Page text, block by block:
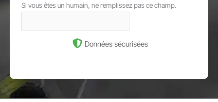
Si vous êtes un humain, ne remplissez pas ce champ.
Données sécurisées